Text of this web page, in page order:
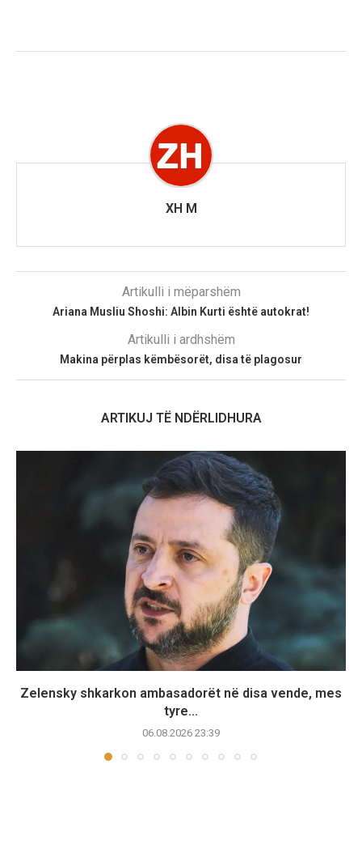
XH M
Artikulli i mëparshëm
Ariana Musliu Shoshi: Albin Kurti është autokrat!
Artikulli i ardhshëm
Makina përplas këmbësorët, disa të plagosur
ARTIKUJ TË NDËRLIDHURA
Zelensky shkarkon ambasadorët në disa vende, mes
tyre...
06.08.2026 23:39